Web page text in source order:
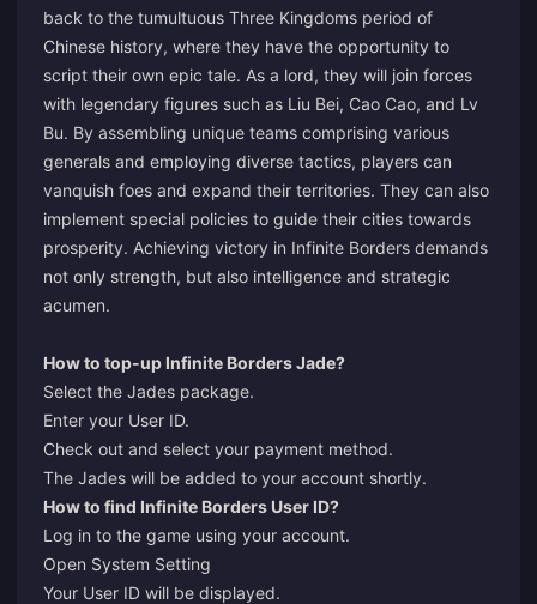
back to the tumultuous Three Kingdoms period of
Chinese history, where they have the opportunity to
script their own epic tale. As a lord, they will join forces
with legendary figures such as Liu Bei, Cao Cao, and Lv
Bu. By assembling unique teams comprising various
generals and employing diverse tactics, players can
vanquish foes and expand their territories. They can also
implement special policies to guide their cities towards
prosperity. Achieving victory in Infinite Borders demands
not only strength, but also intelligence and strategic
acumen.
How to top-up Infinite Borders Jade?
Select the Jades package.
Enter your User ID.
Check out and select your payment method.
The Jades will be added to your account shortly.
How to find Infinite Borders User ID?
Log in to the game using your account.
Open System Setting
Your User ID will be displayed.